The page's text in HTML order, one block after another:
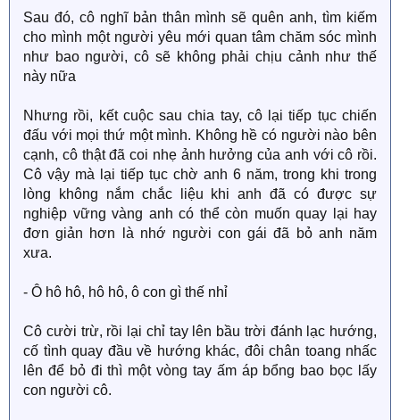
Sau đó, cô nghĩ bản thân mình sẽ quên anh, tìm kiếm
cho mình một người yêu mới quan tâm chăm sóc mình
như bao người, cô sẽ không phải chịu cảnh như thế
này nữa
Nhưng rồi, kết cuộc sau chia tay, cô lại tiếp tục chiến
đấu với mọi thứ một mình. Không hề có người nào bên
cạnh, cô thật đã coi nhẹ ảnh hưởng của anh với cô rồi.
Cô vậy mà lại tiếp tục chờ anh 6 năm, trong khi trong
lòng không nắm chắc liệu khi anh đã có được sự
nghiệp vững vàng anh có thể còn muốn quay lại hay
đơn giản hơn là nhớ người con gái đã bỏ anh năm
xưa.
- Ô hô hô, hô hô, ô con gì thế nhỉ
Cô cười trừ, rồi lại chỉ tay lên bầu trời đánh lạc hướng,
cố tình quay đầu về hướng khác, đôi chân toang nhấc
lên để bỏ đi thì một vòng tay ấm áp bổng bao bọc lấy
con người cô.